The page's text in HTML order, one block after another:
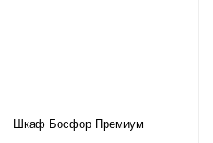
Шкаф Босфор Премиум